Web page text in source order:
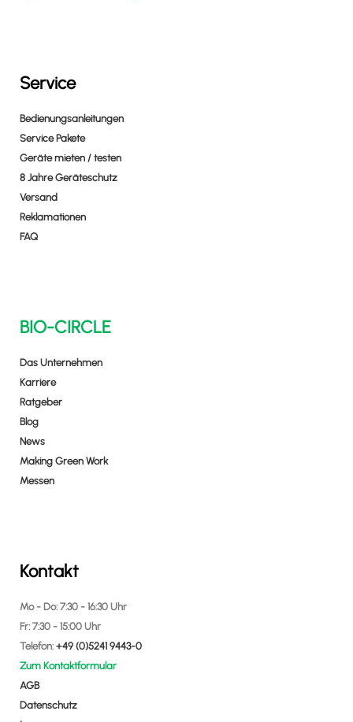
Service
Bedienungsanleitungen
Service Pakete
Geräte mieten / testen
8 Jahre Geräteschutz
Versand
Reklamationen
FAQ
BIO-CIRCLE
Das Unternehmen
Karriere
Ratgeber
Blog
News
Making Green Work
Messen
Kontakt
Mo - Do: 7:30 - 16:30 Uhr
Fr: 7:30 - 15:00 Uhr
Telefon: +49 (0)5241 9443-0
Zum Kontaktformular
AGB
Datenschutz